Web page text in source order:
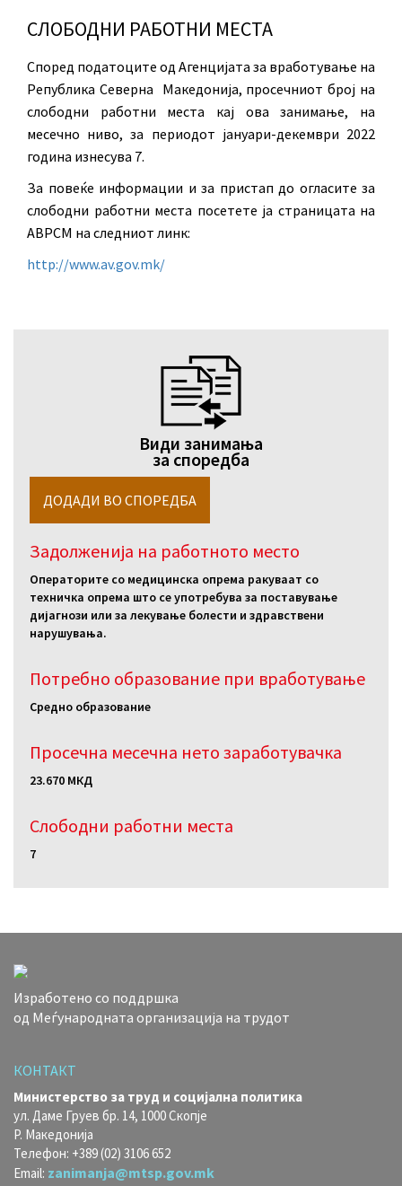
СЛОБОДНИ РАБОТНИ МЕСТА
Според податоците од Агенцијата за вработување на
Република Северна Македонија, просечниот број на
слободни работни места кај ова занимање, на
месечно ниво, за периодот јануари-декември 2022
година изнесува 7.
За повеќе информации и за пристап до огласите за
слободни работни места посетете ја страницата на
АВРСМ на следниот линк:
http://www.av.gov.mk/
Види занимања
за споредба
Задолженија на работното место
Операторите со медицинска опрема ракуваат со
техничка опрема што се употребува за поставување
дијагнози или за лекување болести и здравствени
нарушувања.
Потребно образование при вработување
Средно образование
Просечна месечна нето заработувачка
23.670 МКД
Слободни работни местa
7
Изработено со поддршка
од Меѓународната организација на трудот
КОНТАКТ
Министерство за труд и социјална политика
ул. Даме Груев бр. 14, 1000 Скопје
Р. Македонија
Телефон: +389 (02) 3106 652
Email: zanimanja@mtsp.gov.mk